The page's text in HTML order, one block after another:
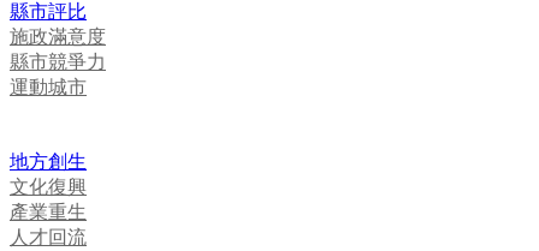
縣市評比
施政滿意度
縣市競爭力
運動城市
地方創生
文化復興
產業重生
人才回流